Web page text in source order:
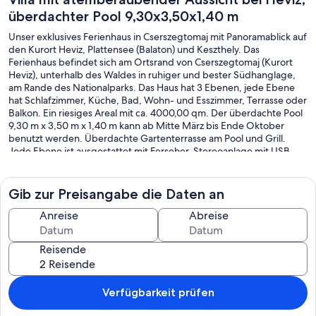
überdachter Pool 9,30x3,50x1,40 m
Unser exklusives Ferienhaus in Cserszegtomaj mit Panoramablick auf
den Kurort Heviz, Plattensee (Balaton) und Keszthely. Das
Ferienhaus befindet sich am Ortsrand von Cserszegtomaj (Kurort
Heviz), unterhalb des Waldes in ruhiger und bester Südhanglage,
am Rande des Nationalparks. Das Haus hat 3 Ebenen, jede Ebene
hat Schlafzimmer, Küche, Bad, Wohn- und Esszimmer, Terrasse oder
Balkon. Ein riesiges Areal mit ca. 4000,00 qm. Der überdachte Pool
9,30 m x 3,50 m x 1,40 m kann ab Mitte März bis Ende Oktober
benutzt werden. Überdachte Gartenterrasse am Pool und Grill.
Jede Ebene ist ausgestattet mit Ferseher, Stereoanlage mit USB,
Das Ferienhaus kann auch Appartementweise vermietet werden.
Preise auf Anfrage. Jede Ebene hat vier Schlafmöglichkeiten.
Der einzigartige Thermalsee in Héviz (4 km) ist der größte
Warmwassersee der Welt. Mit einer Größe von 4,7 Hektar ist es fast
unvorstellbar, dass dieser riesige See nur mit Thermalwasser
gespeist wird. 70 Millionen Liter Thermalwasser fließen an einem
Tag in den See. Der besondere See ist ein wahrer Touristenmagnet
in Ungarn, aber auch Gäste aus dem Ausland nutzen die heilende
Wirkung des Sees und genießen die wunderbare Atmosphäre mit
Lotusblumen im See. Nach mehreren wissenschaftlichen
Gib zur Preisangabe die Daten an
Anreise Abreise
Reisende
Verfügbarkeit prüfen